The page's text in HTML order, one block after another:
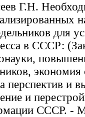
Г.Н.
для
в СССР:
экономия
перспектив и
и
СССР. -